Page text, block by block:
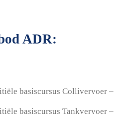
ADR:
basiscursus Collivervoer –
basiscursus Tankvervoer –